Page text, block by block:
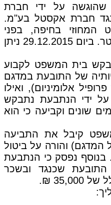
שהוגשה על ידי חברת
חברת אקסטל בע"מ.
המחוזי בחיפה, בפני
השופטת ר. למלשטריך- לטר. ביום 29.12.2015 ניתן
בית המשפט לקבוע
של התובעת במדגם
בעבור פרופיל אלומיניום), ואילו
ידי הנתבעת נתבקש
שונים וקביעה כי הוא
קיבל את התביעה
המדגם) והורה על ביטול
רישום המדגם מס' 53151. בנוסף נפסק כי הנתבעת
שכנגד ובשכר
₪.